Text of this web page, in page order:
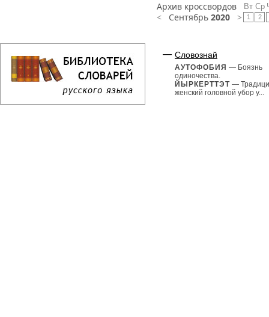
Архив кроссвордов
< Сентябрь 2020 >
Вт
1
Ср
2
Словознай
АУТОФОБИЯ — Боязнь
одиночества.
ЙЫРКЕРТТЭТ —
женский головной убор у...